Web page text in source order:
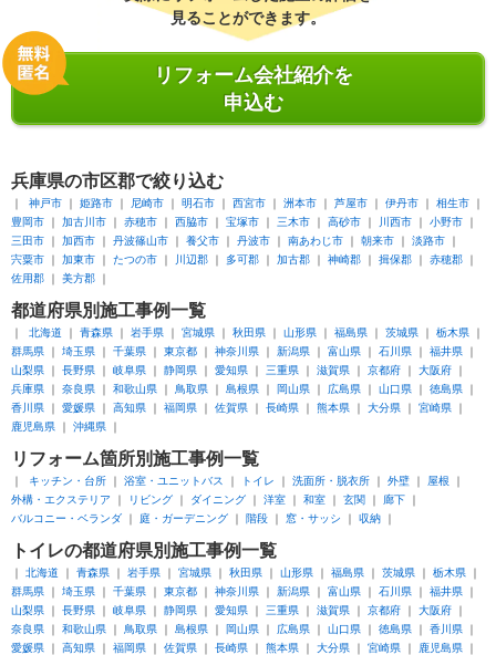
見ることができます。
リフォーム会社紹介を
申込む
兵庫県の市区郡で絞り込む
神戸市 姫路市 尼崎市 明石市 西宮市 洲本市 芦屋市 伊丹市
相生市
豊岡市
加古川市 赤穂市 西脇市 宝塚市 三木市 高砂市 川西市
小野市
三田市
加西市 丹波篠山市 養父市 丹波市 南あわじ市 朝来市
淡路市
宍粟市
加東市 たつの市 川辺郡 多可郡 加古郡 神崎郡 揖保郡
赤穂郡
佐用郡
美方郡
都道府県別施工事例一覧
北海道 青森県 岩手県 宮城県 秋田県 山形県 福島県 茨城県
栃木県
群馬県
埼玉県 千葉県 東京都 神奈川県 新潟県 富山県 石川県
福井県
山梨県
長野県 岐阜県 静岡県 愛知県 三重県 滋賀県 京都府
大阪府
兵庫県
奈良県 和歌山県 鳥取県 島根県 岡山県 広島県 山口県
徳島県
香川県
愛媛県 高知県 福岡県 佐賀県 長崎県 熊本県 大分県
宮崎県
鹿児島県
沖縄県
リフォーム箇所別施工事例一覧
キッチン・台所 浴室・ユニットバス トイレ 洗面所・脱衣所 外壁
屋根
外構・エクステリア
リビング ダイニング 洋室 和室 玄関
廊下
バルコニー・ベランダ
庭・ガーデニング 階段 窓・サッシ 収納
トイレの都道府県別施工事例一覧
北海道 青森県 岩手県 宮城県 秋田県 山形県 福島県 茨城県
栃木県
群馬県
埼玉県 千葉県 東京都 神奈川県 新潟県 富山県 石川県
福井県
山梨県
長野県 岐阜県 静岡県 愛知県 三重県 滋賀県 京都府
大阪府
奈良県
和歌山県 鳥取県 島根県 岡山県 広島県 山口県 徳島県
香川県
愛媛県
高知県 福岡県 佐賀県 長崎県 熊本県 大分県 宮崎県 鹿児島県